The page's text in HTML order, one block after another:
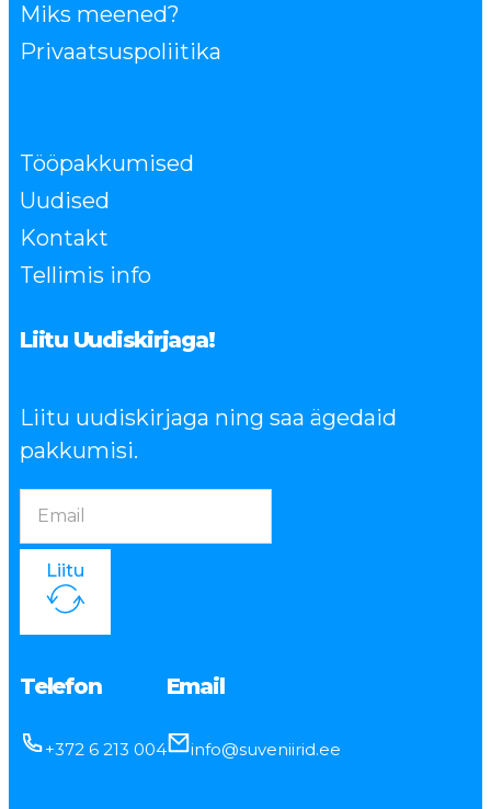
Miks meened?
Privaatsuspoliitika
Tööpakkumised
Uudised
Kontakt
Tellimis info
Liitu Uudiskirjaga!
Liitu uudiskirjaga ning saa ägedaid
pakkumisi.
Liitu
Telefon
+372 6 213 004
Email
info@suveniirid.ee